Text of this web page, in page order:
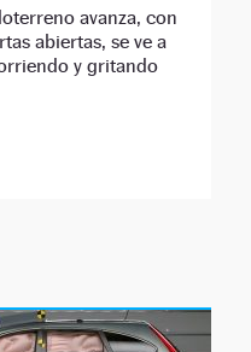
avanza, con
abiertas, se ve a
y gritando